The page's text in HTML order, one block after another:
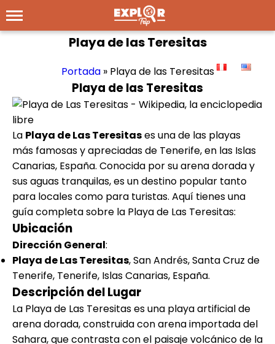
Playa de las Teresitas
Portada» Playa de las Teresitas
Playa de las Teresitas
La Playa de Las Teresitases una de las playas
más famosas y apreciadas de Tenerife, en las Islas
Canarias, España. Conocida por su arena dorada y
sus aguas tranquilas, es un destino popular tanto
para locales como para turistas. Aquí tienes una
guía completa sobre la Playa de Las Teresitas:
Ubicación
Dirección General:
Playa de Las Teresitas, San Andrés, Santa Cruz de
Tenerife, Tenerife, Islas Canarias, España.
Descripción del Lugar
La Playa de Las Teresitas es una playa artificial de
arena dorada, construida con arena importada del
Sahara, que contrasta con el paisaje volcánico de la